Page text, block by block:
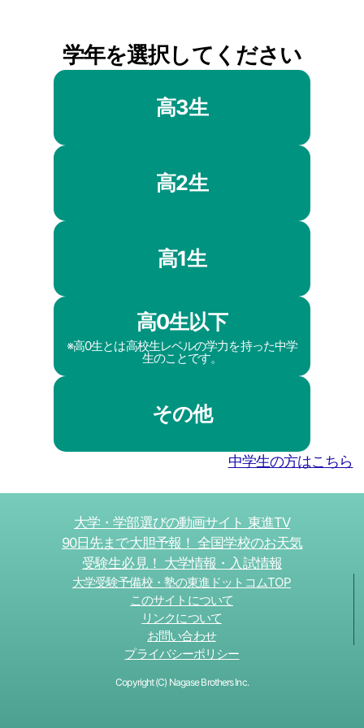
学年を選択してください
高3生
高2生
高1生
高0生以下
※高0生とは高校生レベルの学力を持った中学
生のことです。
その他
中学生の方はこちら
大学・学部選びの動画サイト 東進TV
90日先まで大胆予報！ 全国学校のお天気
受験生必見！ 大学情報・入試情報
大学受験予備校・塾の東進ドットコムTOP
このサイトについて
リンクについて
お問い合わせ
プライバシーポリシー
Copyright (C) Nagase Brothers Inc.